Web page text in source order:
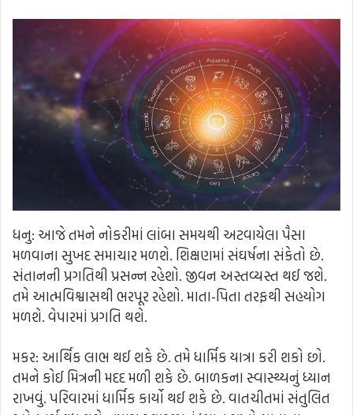
ધનુ: આજે તમને નોકરીમાં લાંબા સમયથી અટવાયેલા પૈસા
મળવાના સુખદ સમાચાર મળશે. શિક્ષણમાં સંઘર્ષના સંકેતો છે.
સંતાનની પ્રગતિથી પ્રસન્ન રહેશો. જીવન અસ્તવ્યસ્ત થઈ જશે.
તમે આત્મવિશ્વાસથી ભરપૂર રહેશો. માતા-પિતા તરફથી સહયોગ
મળશે. વેપારમાં પ્રગતિ થશે.
મકર: આર્થિક લાભ થઈ શકે છે. તમે ધાર્મિક યાત્રા કરી શકો છો.
તમને કોઈ મિત્રની મદદ મળી શકે છે. બાળકના સ્વાસ્થ્યનું ધ્યાન
રાખવું. પરિવારમાં ધાર્મિક કાર્યો થઈ શકે છે. વાતચીતમાં સંતુલિત